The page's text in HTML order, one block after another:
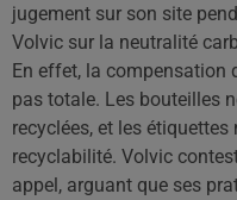
jugement sur son site
Volvic sur la neutralité
En effet, la compensation
pas totale. Les bouteilles
recyclées, et les
recyclabilité. Volvic
appel, arguant que ses